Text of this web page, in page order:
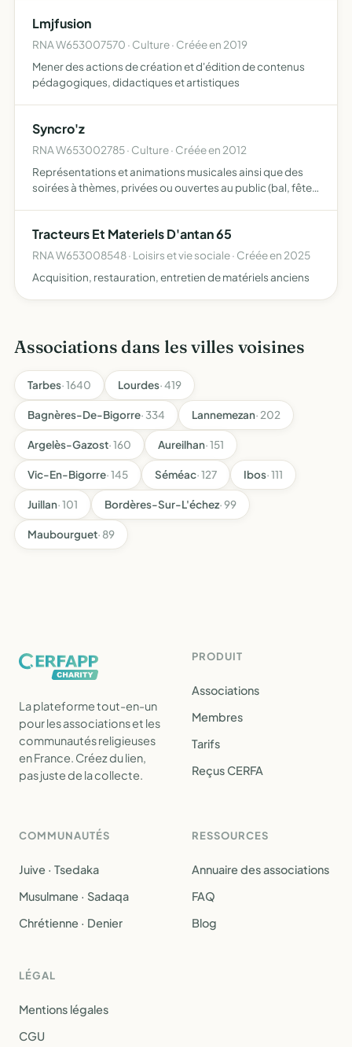
consomm…
Lmjfusion
RNA W653007570 · Culture · Créée en 2019
Mener des actions de création et d'édition de contenus
pédagogiques, didactiques et artistiques
Syncro'z
RNA W653002785 · Culture · Créée en 2012
Représentations et animations musicales ainsi que des
soirées à thèmes, privées ou ouvertes au public (bal, fêtes
Tracteurs Et Materiels D'antan 65
RNA W653008548 · Loisirs et vie sociale · Créée en 2025
Acquisition, restauration, entretien de matériels anciens
Associations dans les villes voisines
Tarbes· 1640 Lourdes· 419
Bagnères-De-Bigorre· 334 Lannemezan· 202
Argelès-Gazost· 160 Aureilhan· 151
Vic-En-Bigorre· 145 Séméac· 127 Ibos· 111
Juillan· 101 Bordères-Sur-L'échez· 99
Maubourguet· 89
La plateforme tout-en-un
pour les associations et les
communautés religieuses
en France. Créez du lien,
pas juste de la collecte.
PRODUIT
Associations
Membres
Tarifs
Reçus CERFA
COMMUNAUTÉS
Juive · Tsedaka
Musulmane · Sadaqa
Chrétienne · Denier
RESSOURCES
Annuaire des associations
FAQ
Blog
LÉGAL
Mentions légales
CGU